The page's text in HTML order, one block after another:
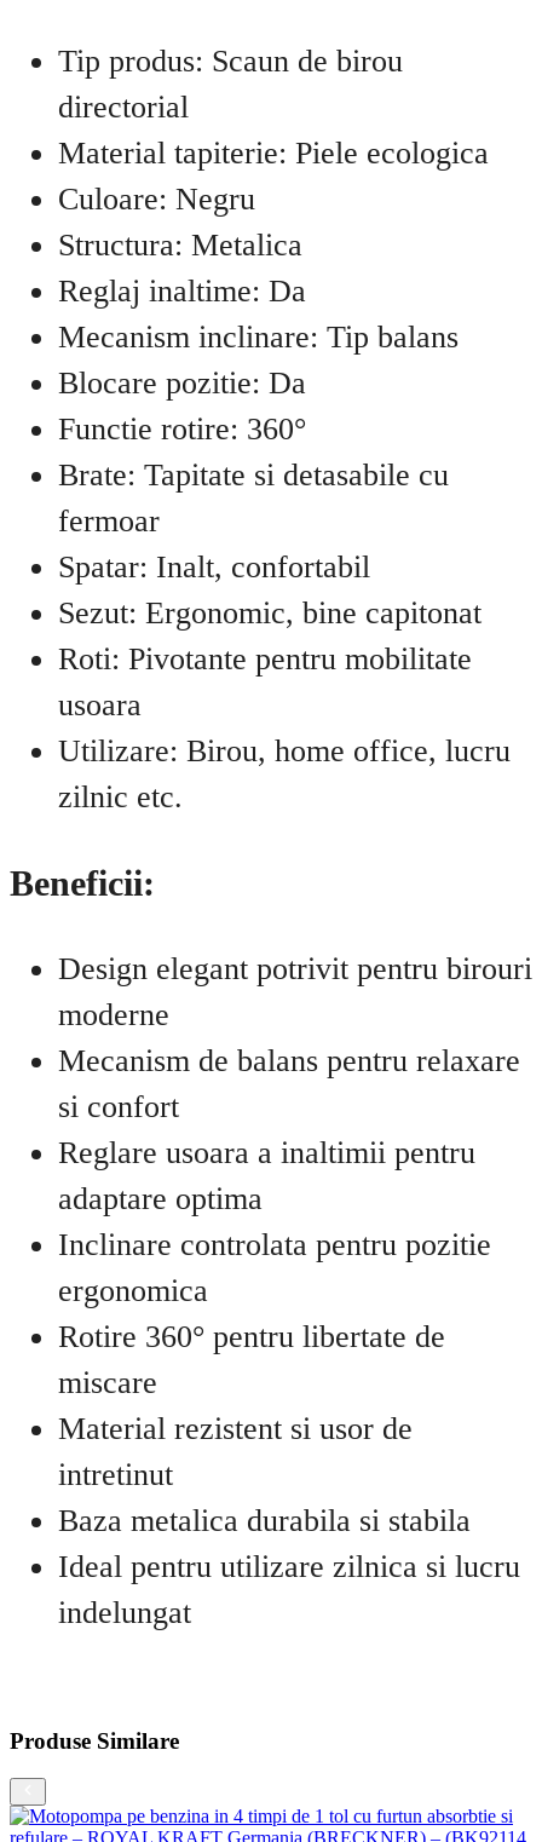
Tip produs: Scaun de birou
directorial
Material tapiterie: Piele ecologica
Culoare: Negru
Structura: Metalica
Reglaj inaltime: Da
Mecanism inclinare: Tip balans
Blocare pozitie: Da
Functie rotire: 360°
Brate: Tapitate si detasabile cu
fermoar
Spatar: Inalt, confortabil
Sezut: Ergonomic, bine capitonat
Roti: Pivotante pentru mobilitate
usoara
Utilizare: Birou, home office, lucru
zilnic etc.
Beneficii:
Design elegant potrivit pentru birouri
moderne
Mecanism de balans pentru relaxare
si confort
Reglare usoara a inaltimii pentru
adaptare optima
Inclinare controlata pentru pozitie
ergonomica
Rotire 360° pentru libertate de
miscare
Material rezistent si usor de
intretinut
Baza metalica durabila si stabila
Ideal pentru utilizare zilnica si lucru
indelungat
Produse Similare